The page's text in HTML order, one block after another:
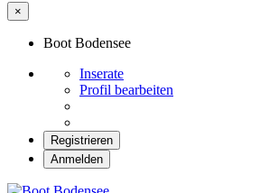
×
Boot Bodensee
Inserate
Profil bearbeiten
Registrieren
Anmelden